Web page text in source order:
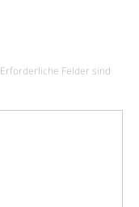
Erforderliche Felder sind